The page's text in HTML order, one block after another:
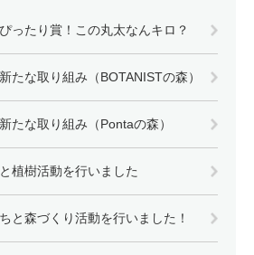
ったり賞！この丸太なんキロ？
たな取り組み（BOTANISTの森）
たな取り組み（Pontaの森）
植樹活動を行いました
と森づくり活動を行いました！